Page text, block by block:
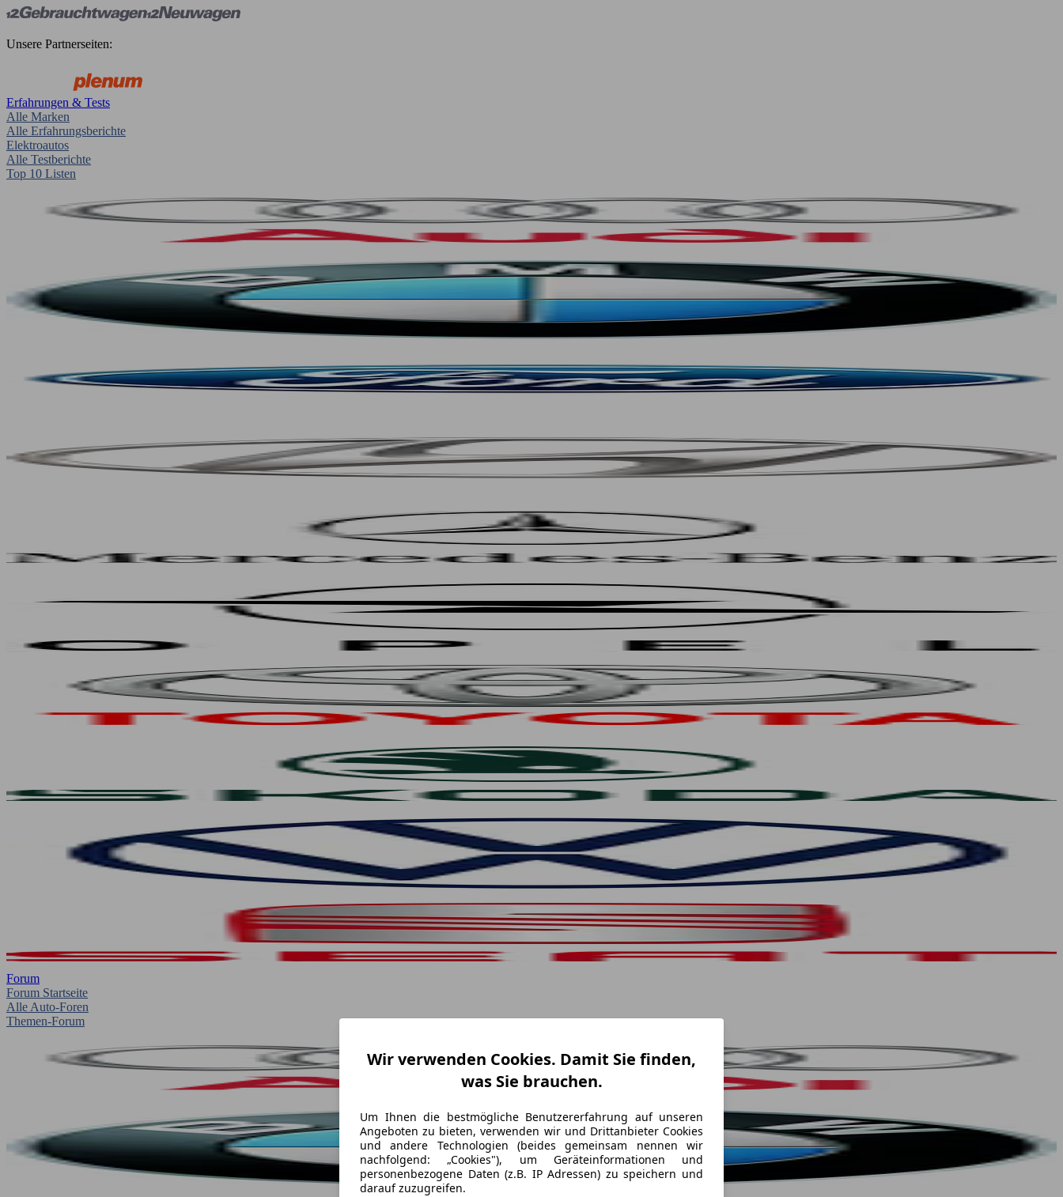
Unsere Partnerseiten:
Erfahrungen & Tests
Alle Marken
Alle Erfahrungsberichte
Elektroautos
Alle Testberichte
Top 10 Listen
Forum
Forum Startseite
Alle Auto-Foren
Themen-Forum
Wir verwenden Cookies. Damit Sie finden,
was Sie brauchen.
Um Ihnen die bestmögliche Benutzererfahrung auf unseren
Angeboten zu bieten, verwenden wir und Drittanbieter Cookies
und andere Technologien (beides gemeinsam nennen wir
nachfolgend: „Cookies"), um Geräteinformationen und
personenbezogene Daten (z.B. IP Adressen) zu speichern und
darauf zuzugreifen.